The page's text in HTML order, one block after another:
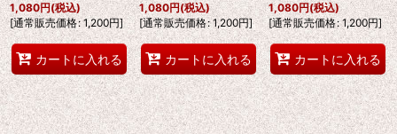
1,080円(税込)
[通常販売価格: 1,200円]
カートに入れる
1,080円(税込)
[通常販売価格: 1,200円]
カートに入れる
1,080円(税込)
[通常販売価格: 1,200円]
カートに入れる